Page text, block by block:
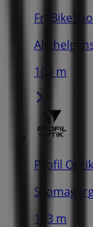
Fri
100 m
Profil Optik
103 m